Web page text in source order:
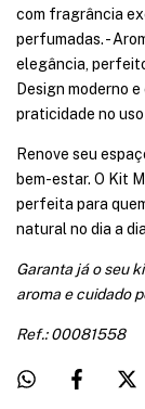
com fragrância
perfumadas. -
elegância,
Design moderno
praticidade no uso
Renove seu
bem-estar. O Kit
perfeita para
natural no dia a
Garanta já o seu
aroma e cuidado
Ref.: 00081558